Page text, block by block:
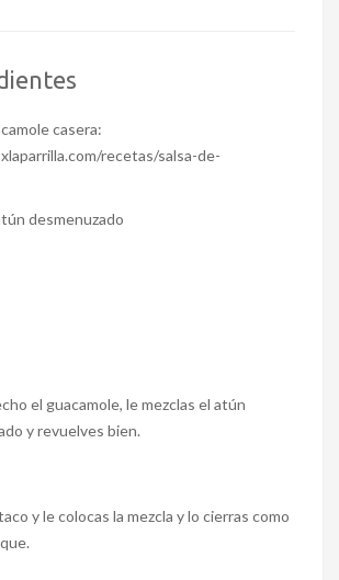
casera:
recetas/salsa-de-
desmenuzado
el guacamole, le mezclas el atún
y revuelves bien.
y le colocas la mezcla y lo cierras como